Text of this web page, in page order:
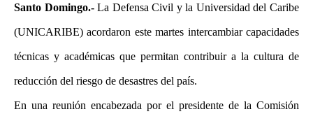
Santo Domingo.-La Defensa Civil y la Universidad del Caribe
(UNICARIBE) acordaron este martes intercambiar capacidades
técnicas y académicas que permitan contribuir a la cultura de
reducción del riesgo de desastres del país.
En una reunión encabezada por el presidente de la Comisión